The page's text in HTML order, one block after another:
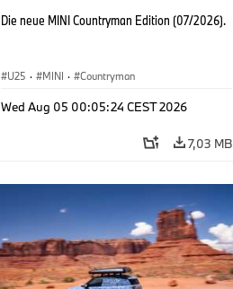
Die neue MINI Countryman Edition (07/2026).
U25 · MINI · Countryman
Wed Aug 05 00:05:24 CEST 2026
7,03 MB